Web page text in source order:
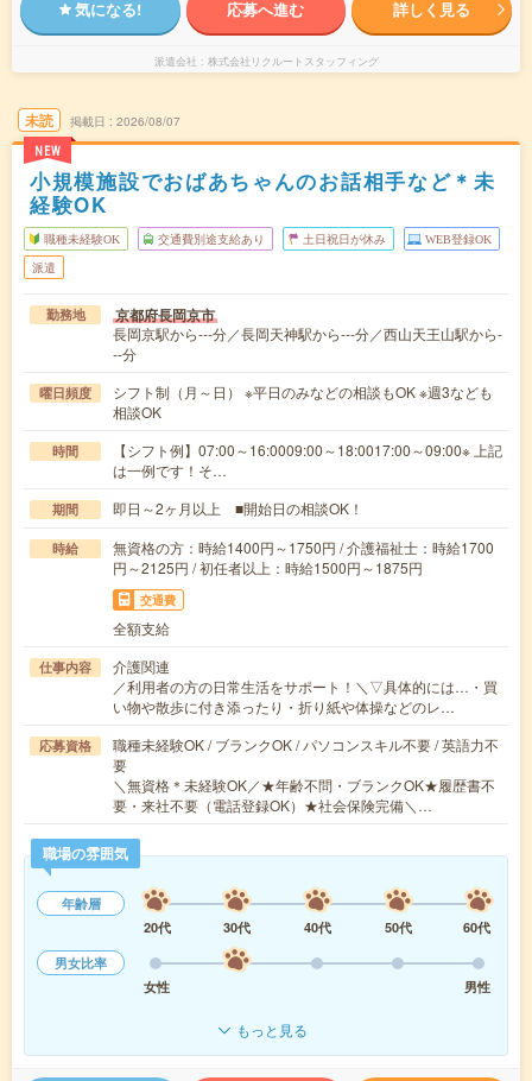
気になる! 応募へ進む 詳しく見る
派遣会社 株式会社リクルートスタッフィング
未読
NEW
掲載日 2026/08/07
小規模施設でおばあちゃんのお話相手など＊未
経験OK
職種未経験OK 交通費別途支給あり 土日祝日が休み WEB登録OK
派遣
勤務地 京都府長岡京市
長岡京駅から---分／長岡天神駅から---分／西山天王山駅から-
--分
曜日頻度
シフト制（月～日） ※平日のみなどの相談もOK ※週3なども
相談OK
時間
【シフト例】07:00～16:0009:00～18:0017:00～09:00※ 上記
は一例です！そ…
期間 即日～2ヶ月以上 ■開始日の相談OK！
時給
無資格の方：時給1400円～1750円 / 介護福祉士：時給1700
円～2125円 / 初任者以上：時給1500円～1875円
交通費
全額支給
仕事内容
介護関連
／利用者の方の日常生活をサポート！＼▽具体的には…・買
い物や散歩に付き添ったり・折り紙や体操などのレ…
応募資格
職種未経験OK / ブランクOK / パソコンスキル不要 / 英語力不
要
＼無資格＊未経験OK／★年齢不問・ブランクOK★履歴書不
要・来社不要（電話登録OK）★社会保険完備＼…
職場の雰囲気
年齢層
20代
30代 40代 50代
60代
男女比率
女性
男性
もっと見る